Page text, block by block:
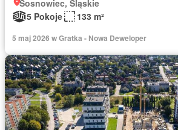
Sosnowiec, Śląskie
5 Pokoje
133 m²
5 maj 2026 w Gratka - Nowa Deweloper